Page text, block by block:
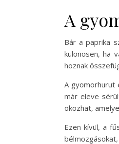
A
Bár a paprika
különösen, ha
hoznak
A gyomorhurut
már eleve
okozhat,
Ezen kívül, a